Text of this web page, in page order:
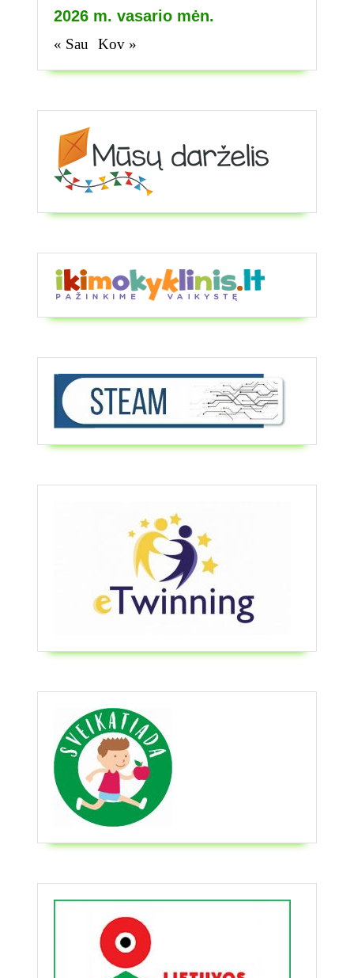
2026 m. vasario mėn.
« Sau Kov »